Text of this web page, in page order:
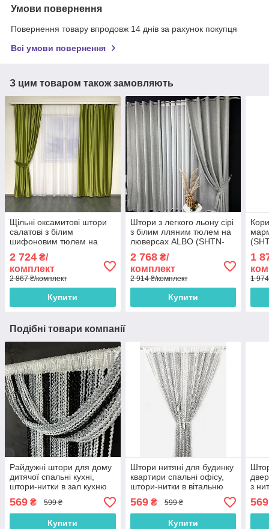
Умови повернення
Повернення товару впродовж 14 днів за рахунок покупця
Всі умови повернення
З цим товаром також замовляють
Щільні оксамитові штори
салатові з білим
шифоновим тюлем на
2 724 ₴/
комплект
2 867 ₴/комплект
Купити
Штори з легкого льону сірі
з білим лляним тюлем на
люверсах ALBO (SHTN-
2 768₴/
комплект
2 914 ₴/комплект
Купити
1
1
Подібні товари компанії
Райдужні штори для дому
дитячої спальні кухні,
штори-нитки в зал кухню
спальню Чорно-біло-сірі
(NS-203)
569 ₴ 599 ₴
Купити
Штори нитяні для будинку
квартири спальні офісу,
штори-нитки в вітальню
кухню дитячу Сіро-білі
(NS-311)
569₴ 599 ₴
Купити
з
569